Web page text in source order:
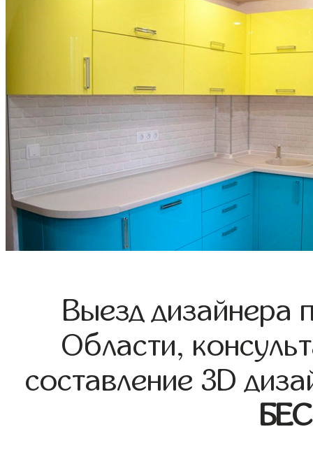
Выезд дизайнера
Области,
составление 3D